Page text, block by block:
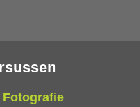
Fotografie